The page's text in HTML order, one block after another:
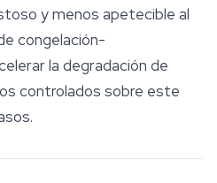
y menos apetecible al
congelación-
la degradación de
controlados sobre este